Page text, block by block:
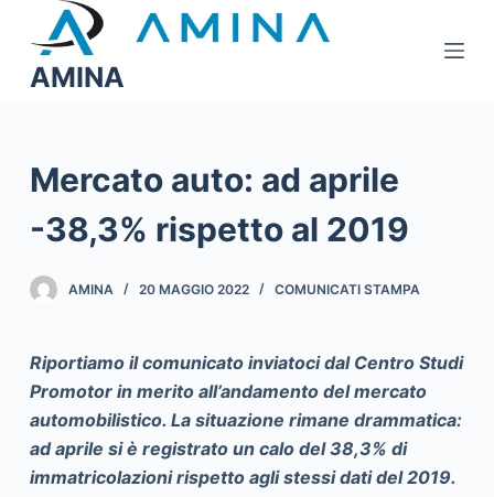
a
n
n
u
o
AMINA
Mercato auto: ad aprile
-38,3% rispetto al 2019
AMINA 20 MAGGIO 2022 COMUNICATI STAMPA
Riportiamo il comunicato inviatoci dal Centro Studi
Promotor in merito all’andamento del mercato
automobilistico. La situazione rimane drammatica:
ad aprile si è registrato un calo del 38,3% di
immatricolazioni rispetto agli stessi dati del 2019.